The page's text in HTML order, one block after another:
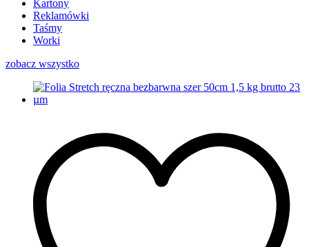
Kartony
Reklamówki
Taśmy
Worki
zobacz wszystko